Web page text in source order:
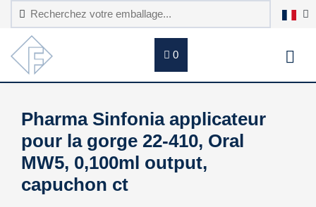
0
Pharma Sinfonia applicateur
pour la gorge 22-410, Oral
MW5, 0,100ml output,
capuchon ct